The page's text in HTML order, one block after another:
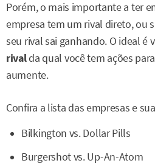
Porém, o mais importante a ter
empresa tem um rival direto, ou
seu rival sai ganhando. O ideal é
rivalda qual você tem ações
aumente.
Confira a lista das empresas e
Bilkington vs. Dollar Pills
Burgershot vs. Up-An-Atom